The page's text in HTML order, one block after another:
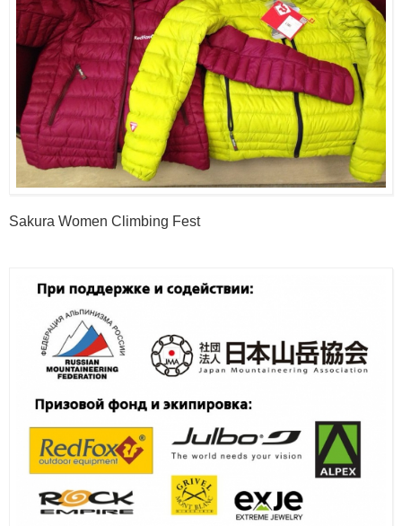
Sakura Women Climbing Fest